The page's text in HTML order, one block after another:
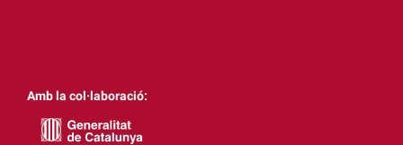
Amb la col·laboració: